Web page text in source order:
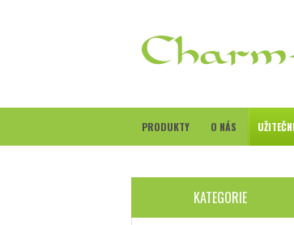
PRODUKTY O NÁS
KATEGORIE